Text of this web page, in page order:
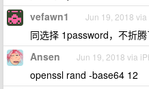
vefawn1 Jun 19, 2018
同选择 1password，不折腾
Ansen Jun 19, 2018 via
openssl rand -base64 12